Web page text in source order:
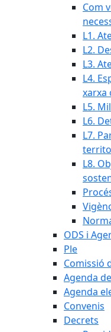
Com
L1.
L2.
L3.
L4.
xarxa
L5.
L6.
L7.
L8.
ODS i
Ple
Comissió
Agenda
Agenda
Convenis
Decrets